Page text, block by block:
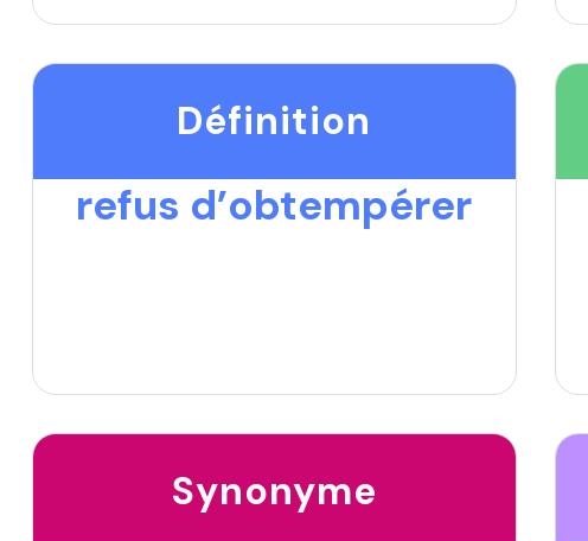
Définition
refus d’obtempérer
Synonyme